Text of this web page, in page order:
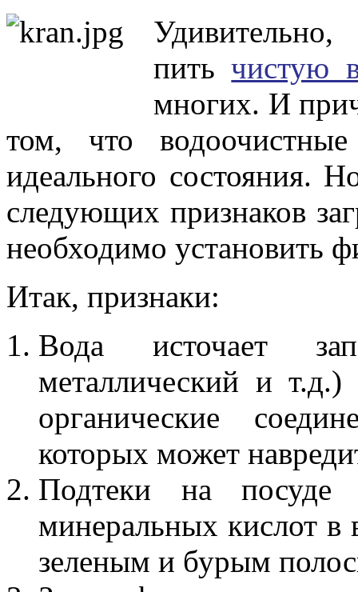
питьчистую
многих. И
том, что
идеального состояния.
следующих признаков
необходимо установить
Итак, признаки:
Вода источает
металлический и
органические
которых может
Подтеки на
минеральных кислот
зеленым и бурым